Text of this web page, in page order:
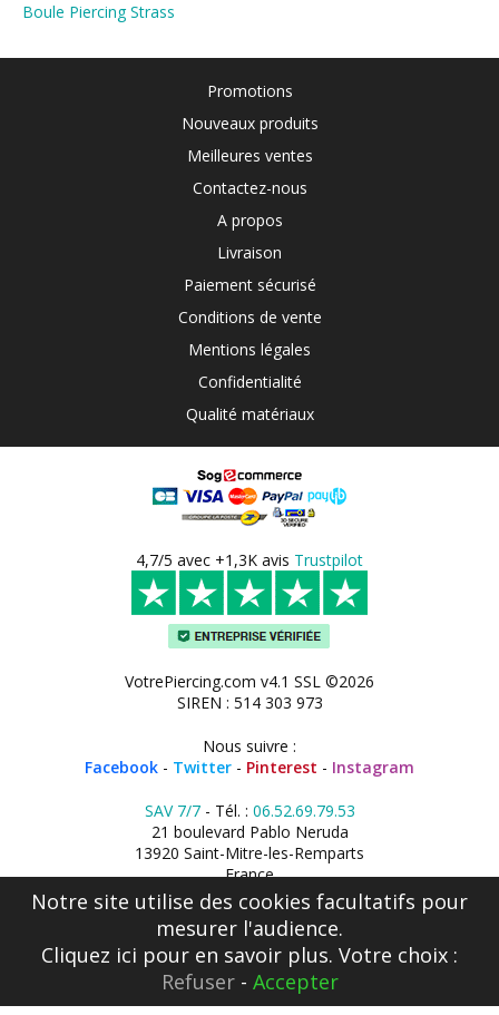
Boule Piercing Strass
Promotions
Nouveaux produits
Meilleures ventes
Contactez-nous
A propos
Livraison
Paiement sécurisé
Conditions de vente
Mentions légales
Confidentialité
Qualité matériaux
4,7/5 avec +1,3K avis Trustpilot
VotrePiercing.com v4.1 SSL ©2026
SIREN : 514 303 973
Nous suivre :
Facebook - Twitter - Pinterest - Instagram
SAV 7/7- Tél. : 06.52.69.79.53
21 boulevard Pablo Neruda
13920 Saint-Mitre-les-Remparts
France
Notre site utilise des cookies facultatifs pour
mesurer l'audience.
Cliquez ici pour en savoir plus. Votre choix :
Refuser- Accepter